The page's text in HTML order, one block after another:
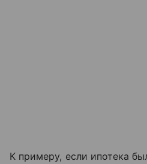
К примеру, если ипотека